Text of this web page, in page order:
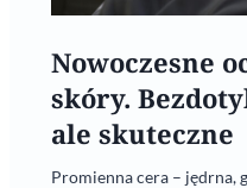
Nowoczesne
skóry.
ale skuteczne
Promienna cera – jędrna,